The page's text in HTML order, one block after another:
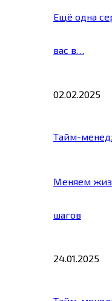
Ещё одна
вас в…
02.02.2025
Тайм-
Меняем
шагов
24.01.2025